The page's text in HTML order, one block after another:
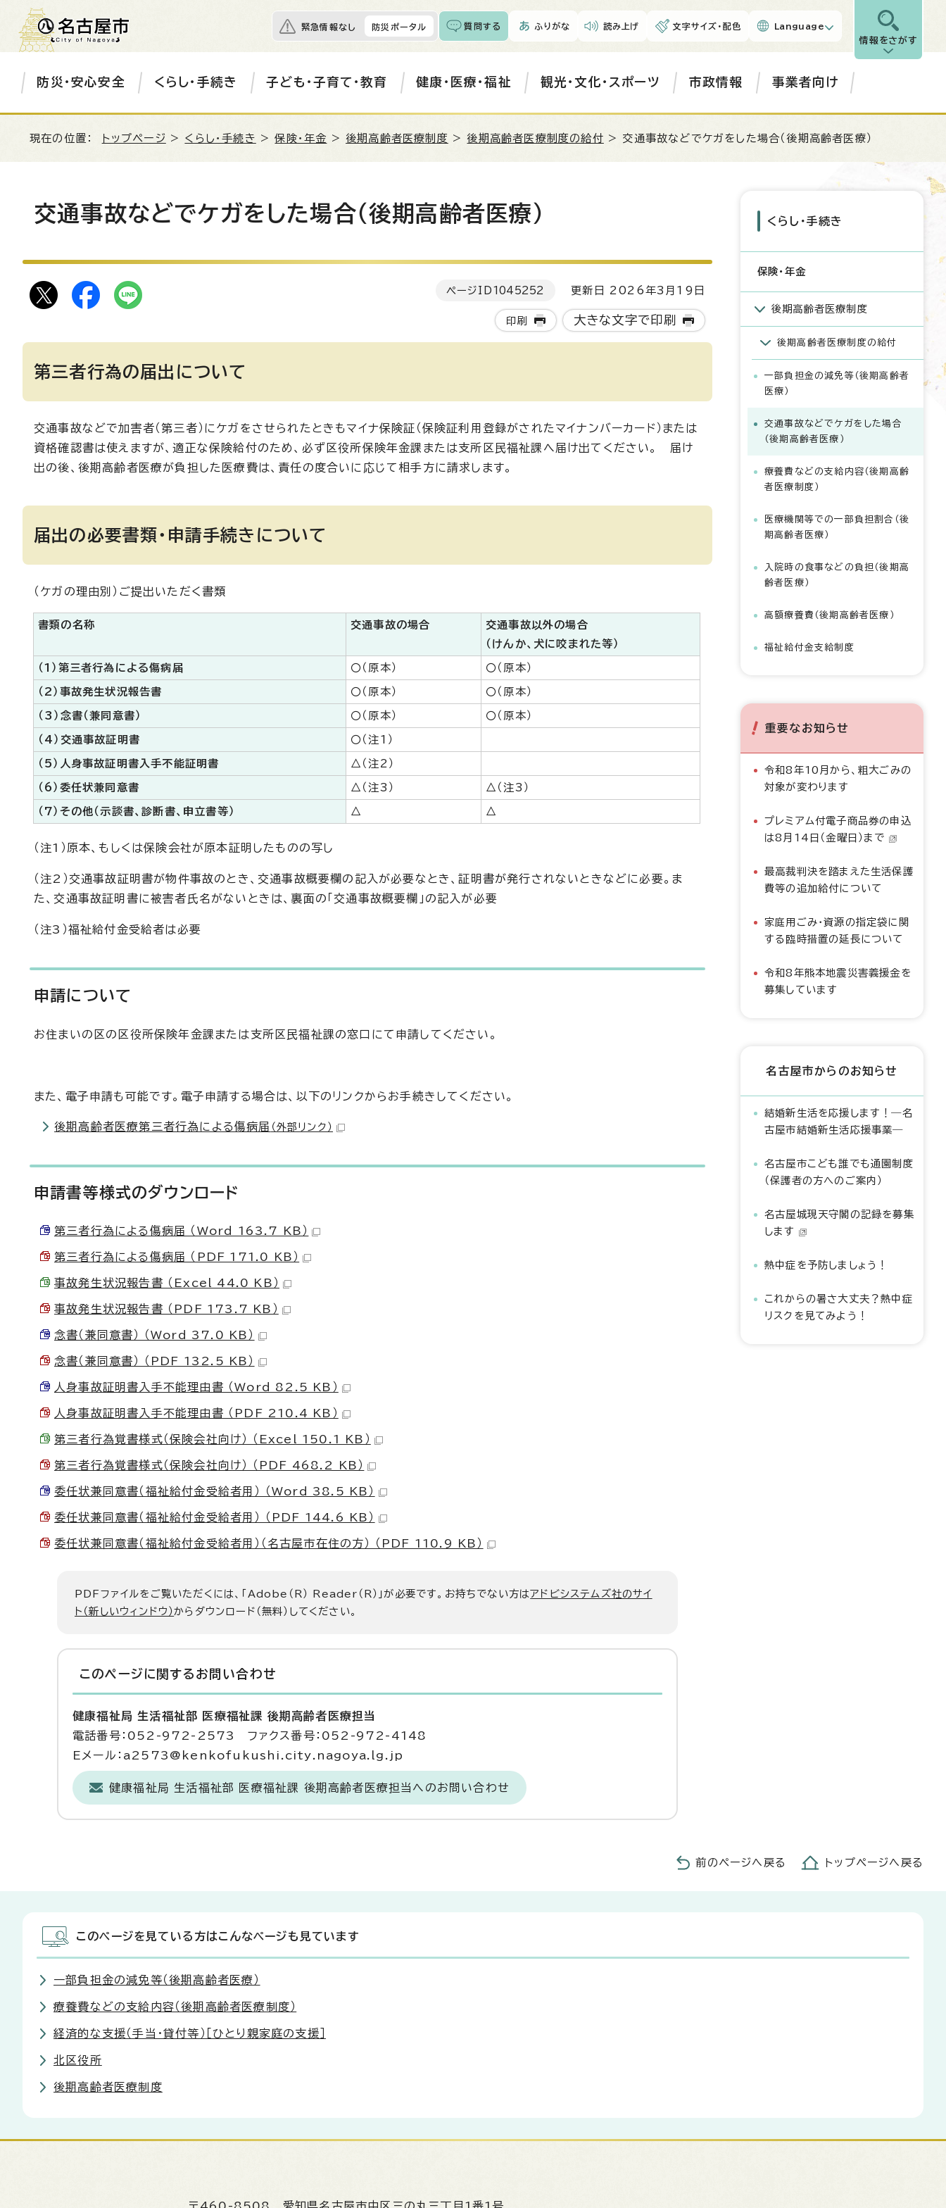
緊急情報なし 防災ポータル 質問する ふりがな 読み上げ 文字サイズ・配色 Language
情報をさがす
防災・安心安全 くらし・手続き 子ども・子育て・教育 健康・医療・福祉 観光・文化・スポーツ 市政情報 事業者向け
現在の位置： トップページ > くらし・手続き >保険・年金 >後期高齢者医療制度 >後期高齢者医療制度の給付 > 交通事故などでケガをした場合（後期高齢者医療）
交通事故などでケガをした場合（後期高齢者医療）
ページID 1045252 更新日 2026年3月19日
印刷 大きな文字で印刷
第三者行為の届出について
交通事故などで加害者（第三者）にケガをさせられたときもマイナ保険証（保険証利用登録がされたマイナンバーカード）または
資格確認書は使えますが、適正な保険給付のため、必ず区役所保険年金課または支所区民福祉課へ届け出てください。 届け
出の後、後期高齢者医療が負担した医療費は、責任の度合いに応じて相手方に請求します。
届出の必要書類・申請手続きについて
（ケガの理由別）ご提出いただく書類
書類の名称 交通事故の場合
交通事故以外の場合
（けんか、犬に咬まれた等）
（1）第三者行為による傷病届 〇（原本） 〇（原本）
（2）事故発生状況報告書 〇（原本） 〇（原本）
（3）念書（兼同意書） 〇（原本） 〇（原本）
（4）交通事故証明書 〇（注1）
（5）人身事故証明書入手不能証明書 △（注2）
（6）委任状兼同意書 △（注3） △（注3）
（7）その他（示談書、診断書、申立書等） △ △
（注1）原本、もしくは保険会社が原本証明したものの写し
（注2）交通事故証明書が物件事故のとき、交通事故概要欄の記入が必要なとき、証明書が発行されないときなどに必要。ま
た、交通事故証明書に被害者氏名がないときは、裏面の「交通事故概要欄」の記入が必要
（注3）福祉給付金受給者は必要
申請について
お住まいの区の区役所保険年金課または支所区民福祉課の窓口にて申請してください。
また、電子申請も可能です。電子申請する場合は、以下のリンクからお手続きしてください。
後期高齢者医療第三者行為による傷病届 （外部リンク）
申請書等様式のダウンロード
第三者行為による傷病届 （Word 163.7 KB）
第三者行為による傷病届 （PDF 171.0 KB）
事故発生状況報告書 （Excel 44.0 KB）
事故発生状況報告書 （PDF 173.7 KB）
念書（兼同意書） （Word 37.0 KB）
念書（兼同意書） （PDF 132.5 KB）
人身事故証明書入手不能理由書 （Word 82.5 KB）
人身事故証明書入手不能理由書 （PDF 210.4 KB）
第三者行為覚書様式（保険会社向け） （Excel 150.1 KB）
第三者行為覚書様式（保険会社向け） （PDF 468.2 KB）
委任状兼同意書（福祉給付金受給者用） （Word 38.5 KB）
委任状兼同意書（福祉給付金受給者用） （PDF 144.6 KB）
委任状兼同意書（福祉給付金受給者用）（名古屋市在住の方） （PDF 110.9 KB）
PDFファイルをご覧いただくには、「Adobe（R） Reader（R）」が必要です。お持ちでない方はアドビシステムズ社のサイ
ト（新しいウィンドウ）からダウンロード（無料）してください。
このページに関する お問い合わせ
健康福祉局 生活福祉部 医療福祉課 後期高齢者医療担当
電話番号：052-972-2573 ファクス番号：052-972-4148
Eメール：a2573@kenkofukushi.city.nagoya.lg.jp
健康福祉局 生活福祉部 医療福祉課 後期高齢者医療担当へのお問い合わせ
くらし・手続き
保険・年金
後期高齢者医療制度
後期高齢者医療制度の給付
一部負担金の減免等（後期高齢者
医療）
交通事故などでケガをした場合
（後期高齢者医療）
療養費などの支給内容（後期高齢
者医療制度）
医療機関等での一部負担割合（後
期高齢者医療）
入院時の食事などの負担（後期高
齢者医療）
高額療養費（後期高齢者医療）
福祉給付金支給制度
重要なお知らせ
令和8年10月から、粗大ごみの
対象が変わります
プレミアム付電子商品券の申込
は8月14日（金曜日）まで
最高裁判決を踏まえた生活保護
費等の追加給付について
家庭用ごみ・資源の指定袋に関
する臨時措置の延長について
令和8年熊本地震災害義援金を
募集しています
名古屋市からのお知らせ
結婚新生活を応援します！―名
古屋市結婚新生活応援事業―
名古屋市こども誰でも通園制度
（保護者の方へのご案内）
名古屋城現天守閣の記録を募集
します
熱中症を予防しましょう！
これからの暑さ大丈夫？熱中症
リスクを見てみよう！
前のページへ戻る トップページへ戻る
このページを見ている方はこんなページも見ています
一部負担金の減免等（後期高齢者医療）
療養費などの支給内容（後期高齢者医療制度）
経済的な支援（手当・貸付等）［ひとり親家庭の支援］
北区役所
後期高齢者医療制度